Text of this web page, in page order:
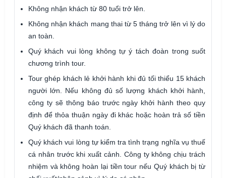
Không nhận khách từ 80 tuổi trở lên.
Không nhận khách mang thai từ 5 tháng trở lên vì lý do
an toàn.
Quý khách vui lòng không tự ý tách đoàn trong suốt
chương trình tour.
Tour ghép khách lẻ khởi hành khi đủ tối thiểu 15 khách
người lớn. Nếu không đủ số lượng khách khởi hành,
công ty sẽ thông báo trước ngày khởi hành theo quy
định để thỏa thuận ngày đi khác hoặc hoàn trả số tiền
Quý khách đã thanh toán.
Quý khách vui lòng tự kiểm tra tình trạng nghĩa vụ thuế
cá nhân trước khi xuất cảnh. Công ty không chịu trách
nhiệm và không hoàn lại tiền tour nếu Quý khách bị từ